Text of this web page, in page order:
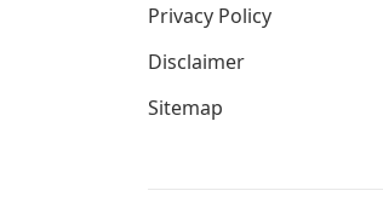
Privacy Policy
Disclaimer
Sitemap